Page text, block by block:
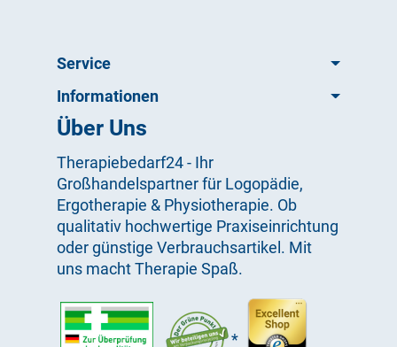
Service
Informationen
Über Uns
Therapiebedarf24 - Ihr
Großhandelspartner für Logopädie,
Ergotherapie & Physiotherapie. Ob
qualitativ hochwertige Praxiseinrichtung
oder günstige Verbrauchsartikel. Mit
uns macht Therapie Spaß.
*